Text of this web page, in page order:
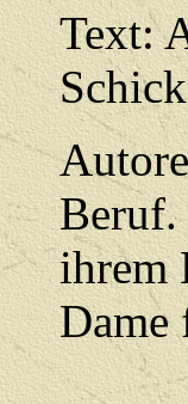
Text:
Schick
Beruf.
ihrem
Dame